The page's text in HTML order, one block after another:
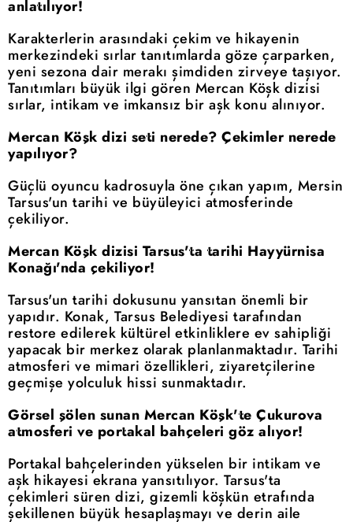
anlatılıyor!
Karakterlerin arasındaki çekim ve hikayenin
merkezindeki sırlar tanıtımlarda göze çarparken,
yeni sezona dair merakı şimdiden zirveye taşıyor.
Tanıtımları büyük ilgi gören Mercan Köşk dizisi
sırlar, intikam ve imkansız bir aşk konu alınıyor.
Mercan Köşk dizi seti nerede? Çekimler nerede
yapılıyor?
Güçlü oyuncu kadrosuyla öne çıkan yapım, Mersin
Tarsus'un tarihi ve büyüleyici atmosferinde
çekiliyor.
Mercan Köşk dizisi Tarsus'ta tarihi Hayyürnisa
Konağı'nda çekiliyor!
Tarsus'un tarihi dokusunu yansıtan önemli bir
yapıdır. Konak, Tarsus Belediyesi tarafından
restore edilerek kültürel etkinliklere ev sahipliği
yapacak bir merkez olarak planlanmaktadır. Tarihi
atmosferi ve mimari özellikleri, ziyaretçilerine
geçmişe yolculuk hissi sunmaktadır.
Görsel şölen sunan Mercan Köşk'te Çukurova
atmosferi ve portakal bahçeleri göz alıyor!
Portakal bahçelerinden yükselen bir intikam ve
aşk hikayesi ekrana yansıtılıyor. Tarsus'ta
çekimleri süren dizi, gizemli köşkün etrafında
şekillenen büyük hesaplaşmayı ve derin aile